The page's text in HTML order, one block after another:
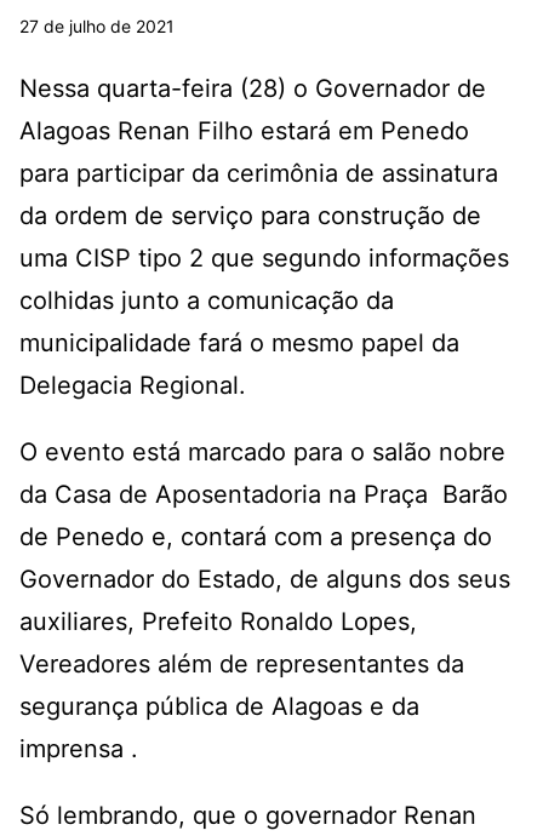
27 de julho de 2021
Nessa quarta-feira (28) o Governador de
Alagoas Renan Filho estará em Penedo
para participar da cerimônia de assinatura
da ordem de serviço para construção de
uma CISP tipo 2 que segundo informações
colhidas junto a comunicação da
municipalidade fará o mesmo papel da
Delegacia Regional.
O evento está marcado para o salão nobre
da Casa de Aposentadoria na Praça Barão
de Penedo e, contará com a presença do
Governador do Estado, de alguns dos seus
auxiliares, Prefeito Ronaldo Lopes,
Vereadores além de representantes da
segurança pública de Alagoas e da
imprensa .
Só lembrando, que o governador Renan